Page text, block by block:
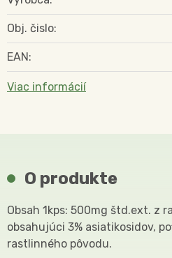
Obj. čislo:
EAN:
Viac informácií
O produkte
Obsah 1kps: 500mg štd.ext. z
obsahujúci 3% asiatikosidov,
rastlinného pôvodu.